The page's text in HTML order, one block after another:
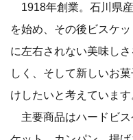
1918年創業。石川県
を始め、その後ビスケ
に左右されない美味し
しく、そして新しいお
けしたいと考えています
主要商品はハードビス